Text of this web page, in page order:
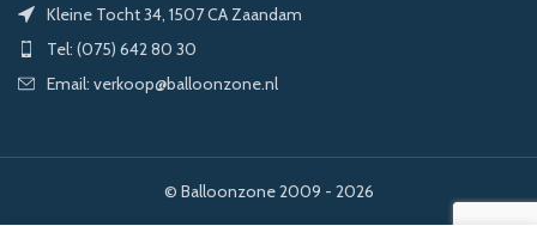
Kleine Tocht 34, 1507 CA Zaandam
Tel: (075) 642 80 30
Email: verkoop@balloonzone.nl
© Balloonzone 2009 - 2026